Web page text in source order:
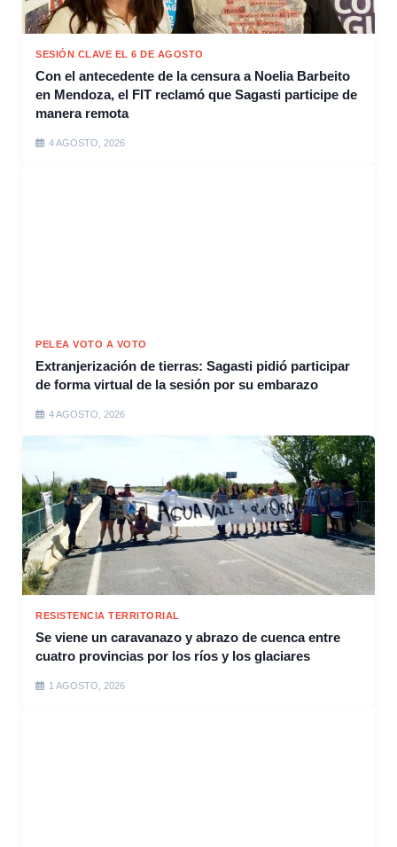
SESIÓN CLAVE EL 6 DE AGOSTO
Con el antecedente de la censura a Noelia Barbeito
en Mendoza, el FIT reclamó que Sagasti participe de
manera remota
4 AGOSTO, 2026
PELEA VOTO A VOTO
Extranjerización de tierras: Sagasti pidió participar
de forma virtual de la sesión por su embarazo
4 AGOSTO, 2026
RESISTENCIA TERRITORIAL
Se viene un caravanazo y abrazo de cuenca entre
cuatro provincias por los ríos y los glaciares
1 AGOSTO, 2026